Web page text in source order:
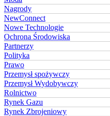
Nagrody
NewConnect
Nowe Technologie
Ochrona Środowiska
Partnerzy
Polityka
Prawo
Przemysł spożywczy
Przemysł Wydobywczy
Rolnictwo
Rynek Gazu
Rynek Zbrojeniowy